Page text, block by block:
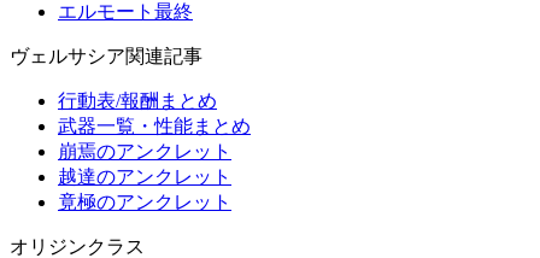
エルモート最終
ヴェルサシア関連記事
行動表/報酬まとめ
武器一覧・性能まとめ
崩焉のアンクレット
越達のアンクレット
竟極のアンクレット
オリジンクラス